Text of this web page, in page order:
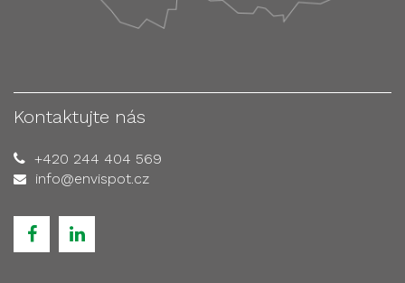
Kontaktujte nás
+420 244 404 569
info@envispot.cz